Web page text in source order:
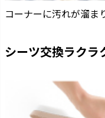
コーナーに汚れが溜ま
シーツ交換ラクラ